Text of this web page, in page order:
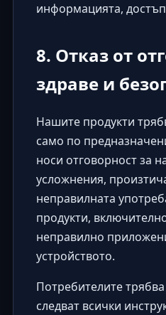
информацията,
8. Отказ от
здраве и
Нашите продукти
само по
носи отговорност за
усложнения,
неправилната
продукти,
неправилно
устройството.
Потребителите
следват всички